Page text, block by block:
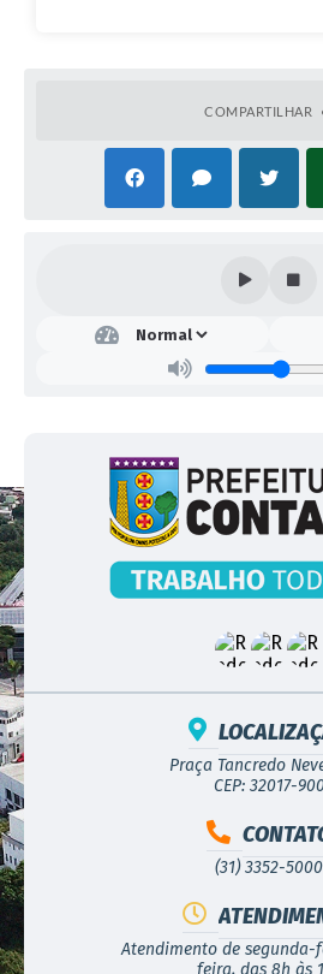
COMPARTILHAR
Praça Tancredo
CEP: 32017-
(31) 3352-5000
Atendimento de segunda-